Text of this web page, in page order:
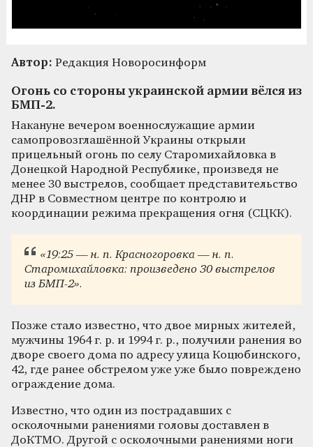
Автор: Редакция Новоросинформ
Огонь со стороны украинской армии вёлся из
БМП-2.
Накануне вечером военнослужащие армии
самопровозглашённой Украины открыли
прицельный огонь по селу Старомихайловка в
Донецкой Народной Республике, произведя не
менее 30 выстрелов, сообщает представительство
ДНР в Совместном центре по контролю и
координации режима прекращения огня (СЦКК).
«19:25 — н. п. Красногоровка — н. п.
Старомихайловка: произведено 30 выстрелов
из БМП-2».
Позже стало известно, что двое мирных жителей,
мужчины 1964 г. р. и 1994 г. р., получили ранения во
дворе своего дома по адресу улица Коцюбинского,
42, где ранее обстрелом уже уже было повреждено
ограждение дома.
Известно, что один из пострадавших с
осколочными ранениями головы доставлен в
ДоКТМО. Другой с осколочными ранениями ноги